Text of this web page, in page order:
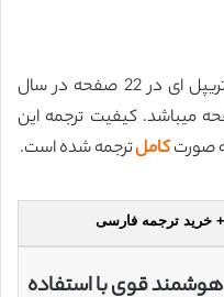
این مقاله انگلیسی ISI در نشریه آی تریپل ای در 22 صفحه در سال
شده و ترجمه آن 52 صفحه میباشد. کیفیت ترجمه این
صورتکاملترجمه شده است.
+ خرید ترجمه فارسی
قوی با استفاده